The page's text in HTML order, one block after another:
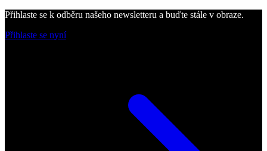
Přihlaste se k odběru našeho newsletteru a buďte stále v obraze.
Přihlaste se nyní